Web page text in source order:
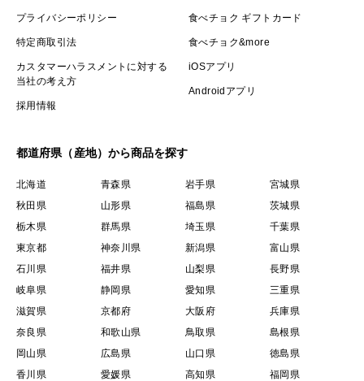
プライバシーポリシー
特定商取引法
カスタマーハラスメントに対する
当社の考え方
採用情報
食べチョク ギフトカード
食べチョク&more
iOSアプリ
Androidアプリ
都道府県（産地）から商品を探す
北海道 青森県 岩手県
宮城県
秋田県
山形県 福島県
茨城県
栃木県
群馬県 埼玉県
千葉県
東京都
神奈川県 新潟県
富山県
石川県
福井県 山梨県
長野県
岐阜県
静岡県 愛知県
三重県
滋賀県
京都府 大阪府
兵庫県
奈良県
和歌山県 鳥取県
島根県
岡山県
広島県 山口県
徳島県
香川県
愛媛県 高知県
福岡県